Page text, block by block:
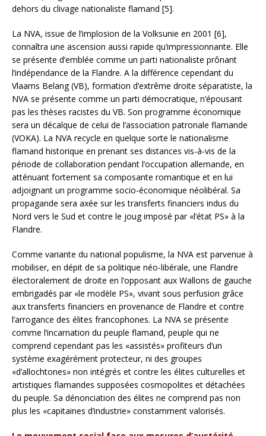
dehors du clivage nationaliste flamand [5].
La NVA, issue de l’implosion de la Volksunie en 2001 [6],
connaîtra une ascension aussi rapide qu’impressionnante. Elle
se présente d’emblée comme un parti nationaliste prônant
l’indépendance de la Flandre. A la différence cependant du
Vlaams Belang (VB), formation d’extrême droite séparatiste, la
NVA se présente comme un parti démocratique, n’épousant
pas les thèses racistes du VB. Son programme économique
sera un décalque de celui de l’association patronale flamande
(VOKA). La NVA recycle en quelque sorte le nationalisme
flamand historique en prenant ses distances vis-à-vis de la
période de collaboration pendant l’occupation allemande, en
atténuant fortement sa composante romantique et en lui
adjoignant un programme socio-économique néolibéral. Sa
propagande sera axée sur les transferts financiers indus du
Nord vers le Sud et contre le joug imposé par «l’état PS» à la
Flandre.
Comme variante du national populisme, la NVA est parvenue à
mobiliser, en dépit de sa politique néo-libérale, une Flandre
électoralement de droite en l’opposant aux Wallons de gauche
embrigadés par «le modèle PS», vivant sous perfusion grâce
aux transferts financiers en provenance de Flandre et contre
l’arrogance des élites francophones. La NVA se présente
comme l’incarnation du peuple flamand, peuple qui ne
comprend cependant pas les «assistés» profiteurs d’un
système exagérément protecteur, ni des groupes
«d’allochtones» non intégrés et contre les élites culturelles et
artistiques flamandes supposées cosmopolites et détachées
du peuple. Sa dénonciation des élites ne comprend pas non
plus les «capitaines d’industrie» constamment valorisés.